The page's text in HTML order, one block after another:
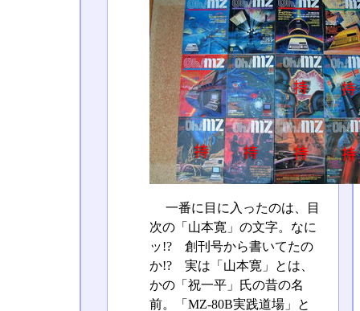
一番に目に入ったのは、目
次の「山本寛」の文字。なに
ッ!? 創刊号から書いてたの
か!? 実は「山本寛」とは、
かの「祝一平」氏の昔の名
前。「MZ-80B実践道場」と